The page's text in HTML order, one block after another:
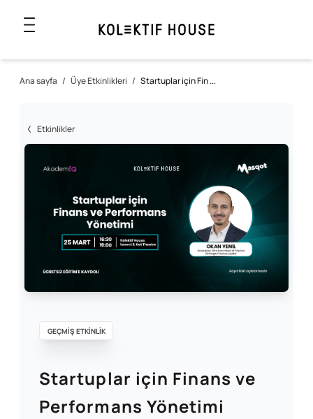
Ana sayfa / Üye Etkinlikleri / Startuplar için Fin ...
Etkinlikler
GEÇMİŞ ETKİNLİK
Startuplar için Finans ve
Performans Yönetimi